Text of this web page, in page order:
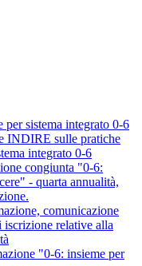
per sistema integrato 0-6
INDIRE sulle pratiche
integrato 0-6
congiunta "0-6:
- quarta annualità,
comunicazione
iscrizione relative alla
"0-6: insieme per